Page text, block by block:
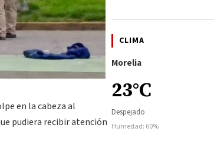
en la cabeza al
pudiera recibir atención
CLIMA
Morelia
23°C
Despejado
Humedad: 60%